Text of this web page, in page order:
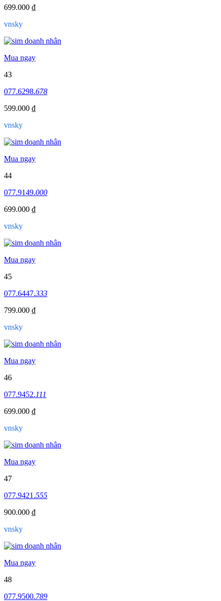
699.000 ₫
vnsky
Mua ngay
43
077.6298.678
599.000 ₫
vnsky
Mua ngay
44
077.9149.000
699.000 ₫
vnsky
Mua ngay
45
077.6447.333
799.000 ₫
vnsky
Mua ngay
46
077.9452.111
699.000 ₫
vnsky
Mua ngay
47
077.9421.555
900.000 ₫
vnsky
Mua ngay
48
077.9500.789